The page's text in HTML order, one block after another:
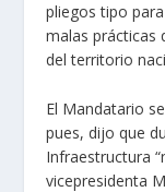
pliegos tipo
malas prácticas
del territorio
El Mandatario
pues, dijo que
Infraestructura
vicepresidenta